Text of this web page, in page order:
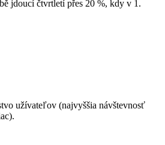
jdoucí čtvrtletí přes 20 %, kdy v 1.
užívateľov (najvyššia návštevnosť